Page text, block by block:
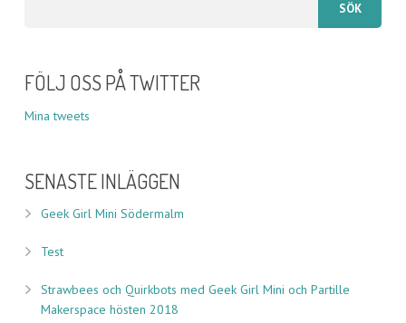
FÖLJ OSS PÅ TWITTER
Mina tweets
SENASTE INLÄGGEN
Geek Girl Mini Södermalm
Test
Strawbees och Quirkbots med Geek Girl Mini och Partille
Makerspace hösten 2018